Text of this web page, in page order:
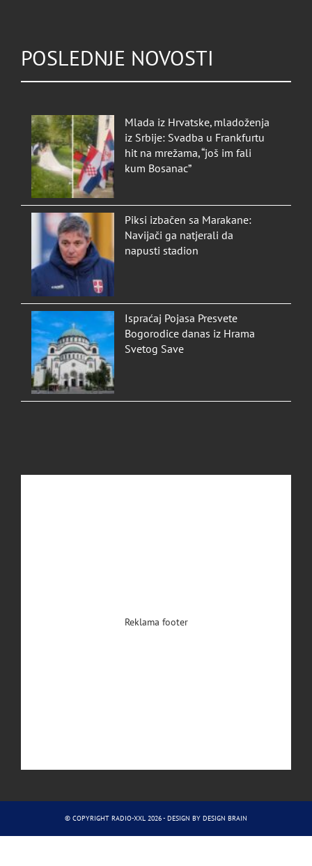
POSLEDNJE NOVOSTI
Mlada iz Hrvatske, mladoženja
iz Srbije: Svadba u Frankfurtu
hit na mrežama, “još im fali
kum Bosanac”
Piksi izbačen sa Marakane:
Navijači ga natjerali da
napusti stadion
Ispraćaj Pojasa Presvete
Bogorodice danas iz Hrama
Svetog Save
Reklama footer
© COPYRIGHT RADIO-XXL 2026 - DESIGN BY DESIGN BRAIN